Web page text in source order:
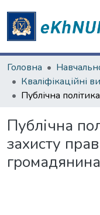
Головна
Публічна
захисту
громадянина